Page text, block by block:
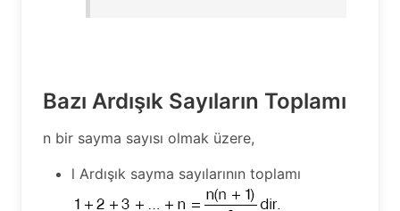
Bazı Ardışık Sayıların Toplamı
n bir sayma sayısı olmak üzere,
l Ardışık sayma sayılarının toplamı